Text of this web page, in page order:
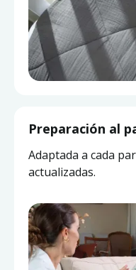
Asesoría de
Pide ayuda a una
sin salir de casa.
Preparación al
Adaptada a cada
actualizadas.